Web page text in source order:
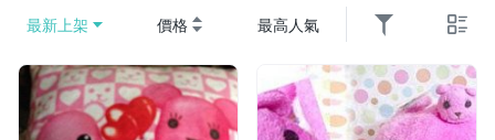
最新上架 價格 最高人氣